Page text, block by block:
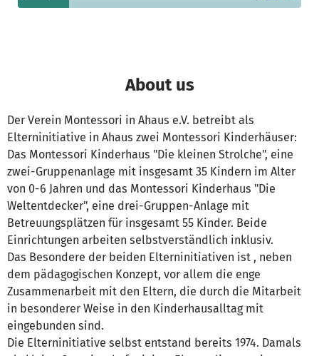
About us
Der Verein Montessori in Ahaus e.V. betreibt als
Elterninitiative in Ahaus zwei Montessori Kinderhäuser:
Das Montessori Kinderhaus "Die kleinen Strolche", eine
zwei-Gruppenanlage mit insgesamt 35 Kindern im Alter
von 0-6 Jahren und das Montessori Kinderhaus "Die
Weltentdecker", eine drei-Gruppen-Anlage mit
Betreuungsplätzen für insgesamt 55 Kinder. Beide
Einrichtungen arbeiten selbstverständlich inklusiv.
Das Besondere der beiden Elterninitiativen ist , neben
dem pädagogischen Konzept, vor allem die enge
Zusammenarbeit mit den Eltern, die durch die Mitarbeit
in besonderer Weise in den Kinderhausalltag mit
eingebunden sind.
Die Elterninitiative selbst entstand bereits 1974. Damals